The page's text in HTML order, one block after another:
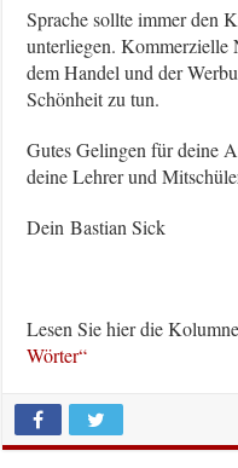
Sprache sollte immer den
unterliegen. Kommerzielle
dem Handel und der
Schönheit zu tun.
Gutes Gelingen für deine
deine Lehrer und
Dein Bastian Sick
Lesen Sie hier die
Wörter“